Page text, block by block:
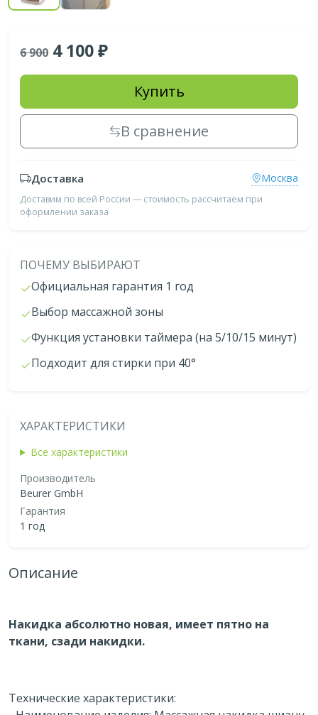
6 900 4 100
Купить
В сравнение
Доставка Москва
Доставим по всей России — стоимость рассчитаем при
оформлении заказа
ПОЧЕМУ ВЫБИРАЮТ
Официальная гарантия 1 год
Выбор массажной зоны
Функция установки таймера (на 5/10/15 минут)
Подходит для стирки при 40°
ХАРАКТЕРИСТИКИ
Все характеристики
Производитель
Beurer GmbH
Гарантия
1 год
Описание
Накидка абсолютно новая, имеет пятно на
ткани, сзади накидки.
Технические характеристики: